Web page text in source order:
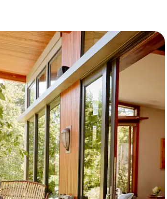
omhoog en omlaag, óf door te tikken of swipen.